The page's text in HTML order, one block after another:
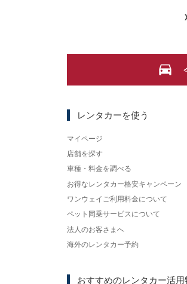
レンタカーを使う
マイページ
店舗を探す
車種・料金を調べる
お得なレンタカー格安キャンペーン
ワンウェイご利用料金について
ペット同乗サービスについて
法人のお客さまへ
海外のレンタカー予約
おすすめのレンタカー活用